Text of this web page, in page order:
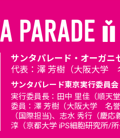
サンタパレード・オーガニ
代表：澤 芳樹（大阪大学
サンタパレード東京実行委員会
実行委員長：田中 里佳（順天
委員：澤 芳樹（大阪大学 名
（国際担当)、志水 秀行（慶
淳（京都大学 iPS細胞研究所/所